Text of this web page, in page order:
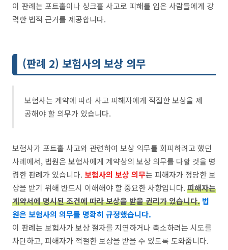
이 판례는 포트홀이나 싱크홀 사고로 피해를 입은 사람들에게 강
력한 법적 근거를 제공합니다.
(판례 2) 보험사의 보상 의무
보험사는 계약에 따라 사고 피해자에게 적절한 보상을 제
공해야 할 의무가 있습니다.
보험사가 포트홀 사고와 관련하여 보상 의무를 회피하려고 했던
사례에서, 법원은 보험사에게 계약상의 보상 의무를 다할 것을 명
령한 판례가 있습니다. 보험사의 보상 의무는 피해자가 정당한 보
상을 받기 위해 반드시 이해해야 할 중요한 사항입니다. 피해자는
계약서에 명시된 조건에 따라 보상을 받을 권리가 있습니다. 법
원은 보험사의 의무를 명확히 규정했습니다.
이 판례는 보험사가 보상 절차를 지연하거나 축소하려는 시도를
차단하고, 피해자가 적절한 보상을 받을 수 있도록 도와줍니다.